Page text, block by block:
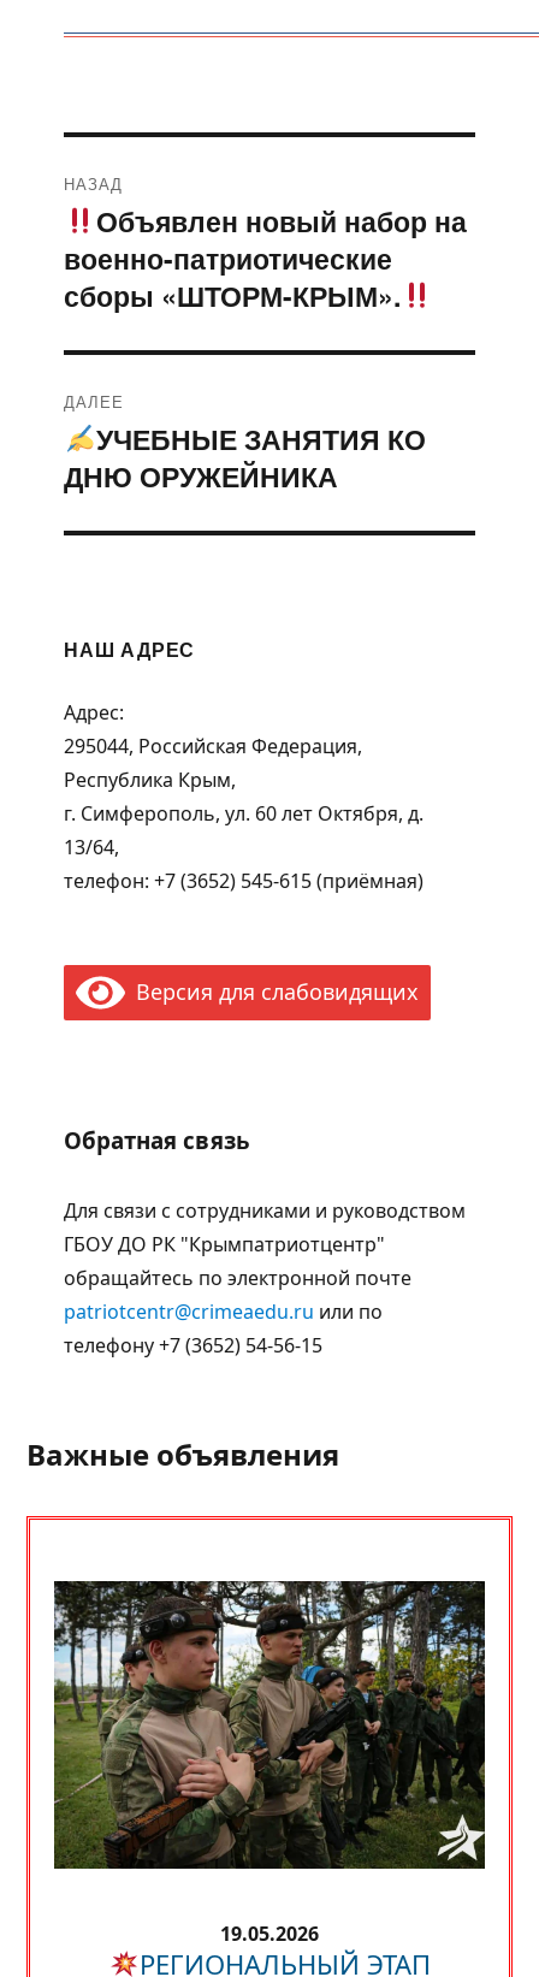
по
записям
НАЗАД
Предыдущая
запись:
Объявлен новый набор на
военно-патриотические
сборы «ШТОРМ-КРЫМ».
ДАЛЕЕ
Следующая
запись:
УЧЕБНЫЕ ЗАНЯТИЯ КО
ДНЮ ОРУЖЕЙНИКА
НАШ АДРЕС
Адрес:
295044, Российская Федерация,
Республика Крым,
г. Симферополь, ул. 60 лет Октября, д.
13/64,
телефон: +7 (3652) 545-615 (приёмная)
Версия для слабовидящих
Обратная связь
Для связи с сотрудниками и руководством
ГБОУ ДО РК "Крымпатриотцентр"
обращайтесь по электронной почте
patriotcentr@crimeaedu.ru или по
телефону +7 (3652) 54-56-15
Важные объявления
19.05.2026
РЕГИОНАЛЬНЫЙ ЭТАП